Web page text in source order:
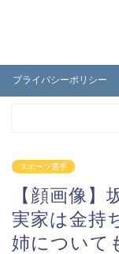
プライバシーポリシー
スポーツ選手
【顔画像
実家は金持
姉について